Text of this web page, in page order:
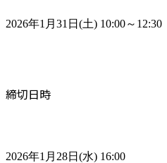
2026年1月31日(土) 10:00～12:30
締切日時
2026年1月28日(水) 16:00